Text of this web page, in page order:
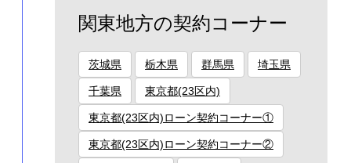
関東地方の契約コーナー
茨城県 栃木県 群馬県 埼玉県
千葉県 東京都(23区内)
東京都(23区内)ローン契約コーナー①
東京都(23区内)ローン契約コーナー②